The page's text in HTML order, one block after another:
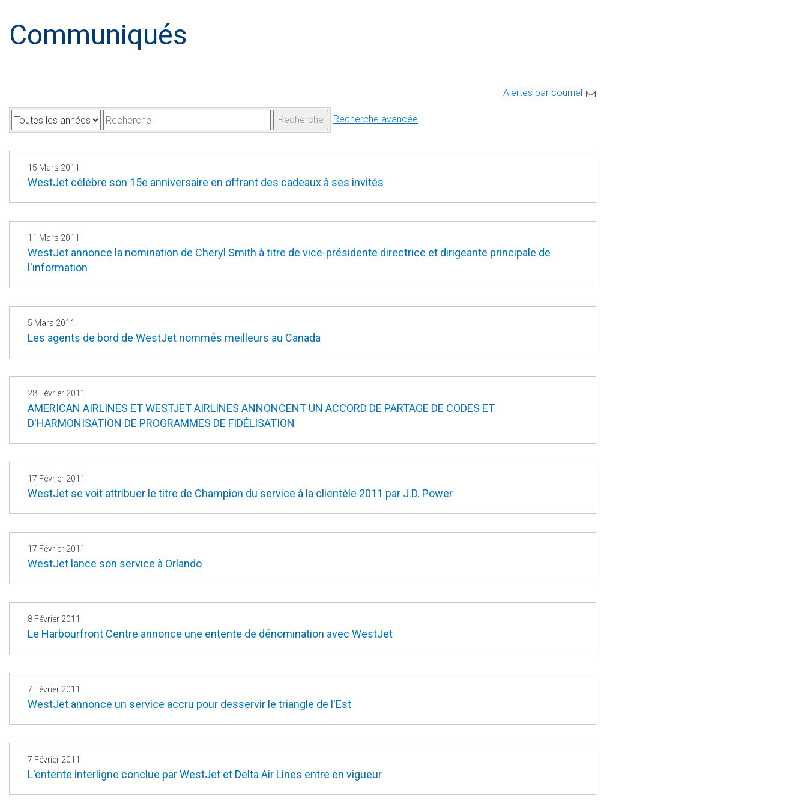
Communiqués
Alertes par courriel
A
n
n
M
o
t
-
c
l
s
Recherche Recherche avancée
15 Mars 2011
WestJet célèbre son 15e anniversaire en offrant des cadeaux à ses invités
11 Mars 2011
WestJet annonce la nomination de Cheryl Smith à titre de vice-présidente directrice et dirigeante principale de
l'information
5 Mars 2011
Les agents de bord de WestJet nommés meilleurs au Canada
28 Février 2011
AMERICAN AIRLINES ET WESTJET AIRLINES ANNONCENT UN ACCORD DE PARTAGE DE CODES ET
D'HARMONISATION DE PROGRAMMES DE FIDÉLISATION
17 Février 2011
WestJet se voit attribuer le titre de Champion du service à la clientèle 2011 par J.D. Power
17 Février 2011
WestJet lance son service à Orlando
8 Février 2011
Le Harbourfront Centre annonce une entente de dénomination avec WestJet
7 Février 2011
WestJet annonce un service accru pour desservir le triangle de l'Est
7 Février 2011
L'entente interligne conclue par WestJet et Delta Air Lines entre en vigueur